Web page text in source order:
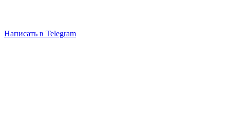
Написать в Telegram